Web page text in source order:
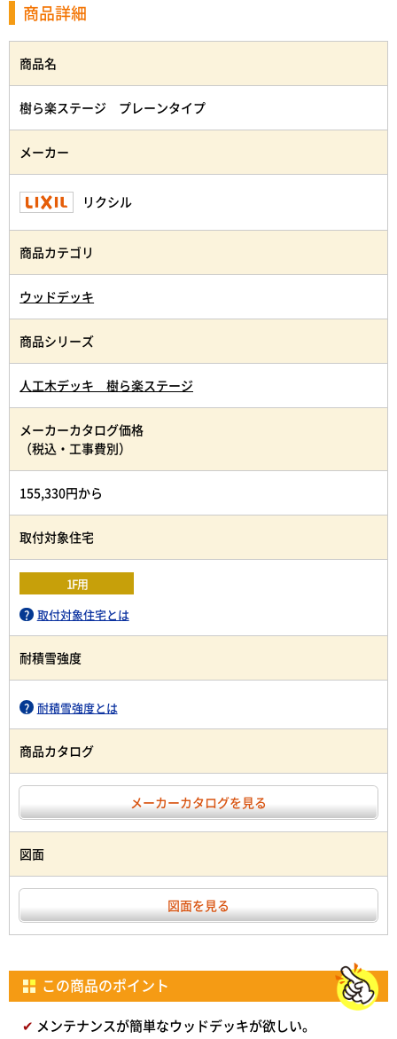
商品詳細
商品名
樹ら楽ステージ プレーンタイプ
メーカー
リクシル
商品カテゴリ
ウッドデッキ
商品シリーズ
人工木デッキ 樹ら楽ステージ
メーカーカタログ価格
（税込・工事費別）
155,330円から
取付対象住宅
1F用
取付対象住宅とは
耐積雪強度
耐積雪強度とは
商品カタログ
メーカーカタログを見る
図面
図面を見る
この商品のポイント
メンテナンスが簡単なウッドデッキが欲しい。